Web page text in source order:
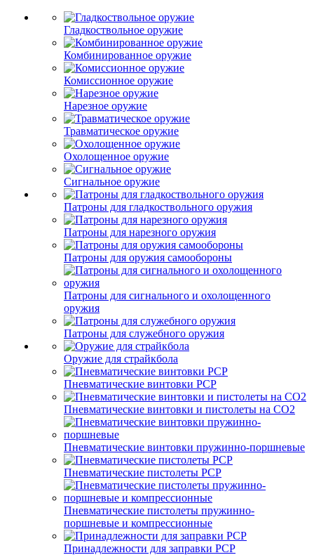
Гладкоствольное оружие
Комбинированное оружие
Комиссионное оружие
Нарезное оружие
Травматическое оружие
Охолощенное оружие
Сигнальное оружие
Патроны для гладкоствольного оружия
Патроны для нарезного оружия
Патроны для оружия самообороны
Патроны для сигнального и охолощенного
оружия
Патроны для служебного оружия
Оружие для страйкбола
Пневматические винтовки PCP
Пневматические винтовки и пистолеты на CO2
Пневматические винтовки пружинно-поршневые
Пневматические пистолеты PCP
Пневматические пистолеты пружинно-
поршневые и компрессионные
Принадлежности для заправки PCP